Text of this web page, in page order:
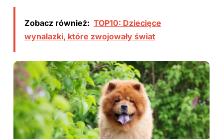
Zobacz również: TOP10: Dziecięce
wynalazki, które zwojowały świat